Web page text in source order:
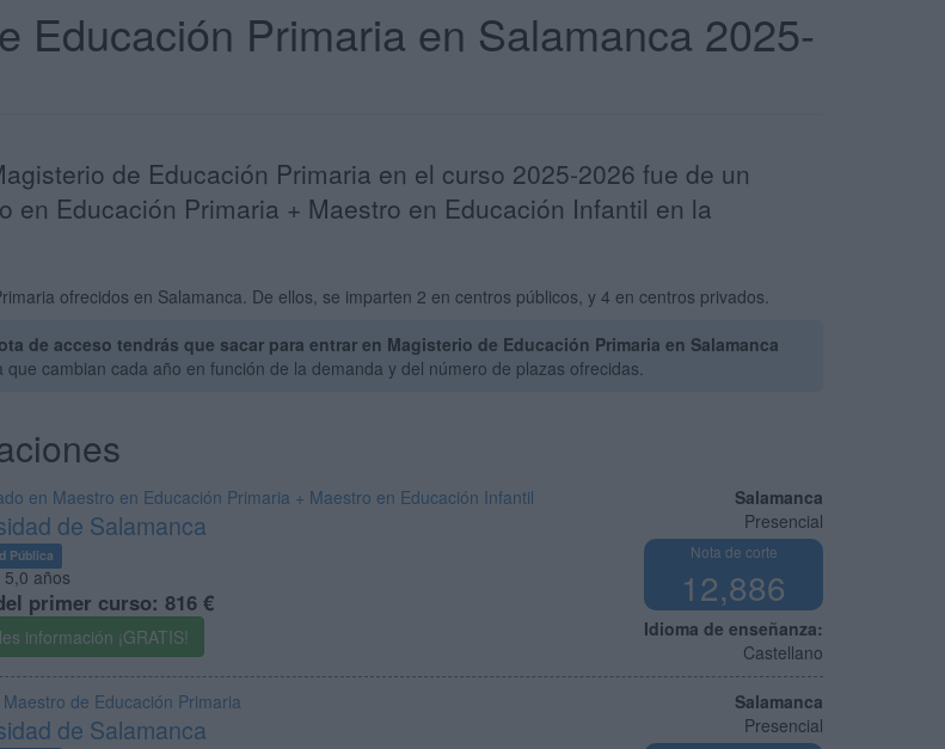
Educación Primaria en Salamanca 2025-
de Educación Primaria en el curso 2025-2026 fue de un
en Educación Primaria + Maestro en Educación Infantil en la
ofrecidos en Salamanca. De ellos, se imparten 2 en centros públicos, y 4 en centros privados.
de acceso tendrás que sacar para entrar en Magisterio de Educación Primaria en Salamanca
cambian cada año en función de la demanda y del número de plazas ofrecidas.
Salamanca
Presencial
Nota de corte
12,886
Idioma de enseñanza:
Castellano
en Maestro en Educación Primaria + Maestro en Educación Infantil
de Salamanca
Pública
5,0 años
primer curso: 816 €
información ¡GRATIS!
Salamanca
Presencial
de Educación Primaria
de Salamanca